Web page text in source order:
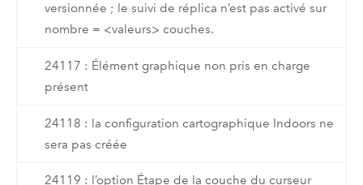
versionnée ; le suivi de réplica n’est pas activé sur
nombre = <valeurs> couches.
24117 : Élément graphique non pris en charge
présent
24118 : la configuration cartographique Indoors ne
sera pas créée
24119 : l’option Étape de la couche du curseur